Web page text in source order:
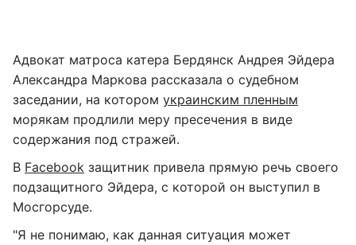
Адвокат матроса катера Бердянск Андрея Эйдера
Александра Маркова рассказала о судебном
заседании, на котором украинским пленным
морякам продлили меру пресечения в виде
содержания под стражей.
В Facebook защитник привела прямую речь своего
подзащитного Эйдера, с которой он выступил в
Мосгорсуде.
"Я не понимаю, как данная ситуация может